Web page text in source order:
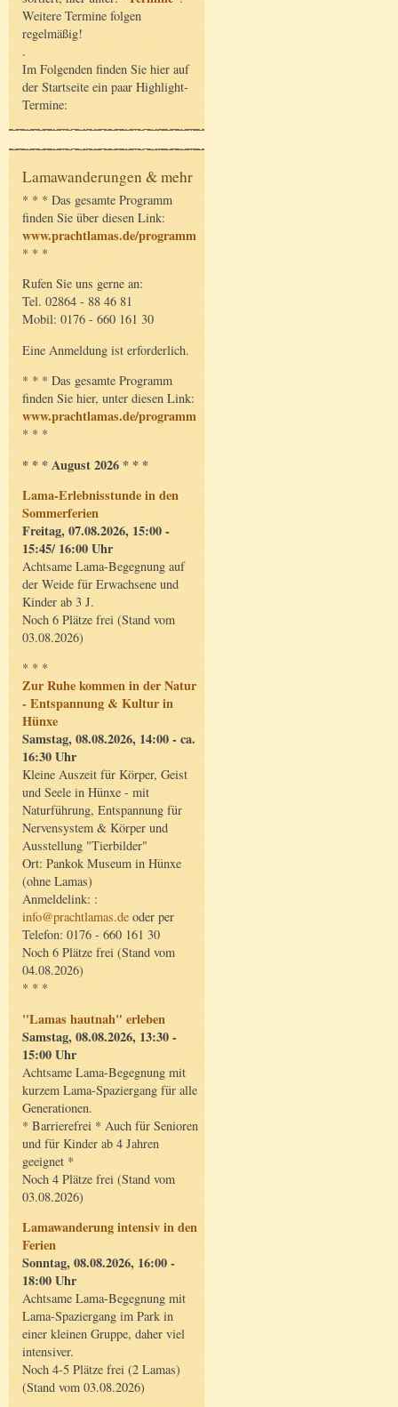
Weitere Termine folgen
regelmäßig!
.
Im Folgenden finden Sie hier auf
der Startseite ein paar Highlight-
Termine:
Lamawanderungen & mehr
* * * Das gesamte Programm
finden Sie über diesen Link:
www.prachtlamas.de/programm
* * *
Rufen Sie uns gerne an:
Tel. 02864 - 88 46 81
Mobil: 0176 - 660 161 30
Eine Anmeldung ist erforderlich.
* * * Das gesamte Programm
finden Sie hier, unter diesen Link:
www.prachtlamas.de/programm
* * *
* * * August 2026 * * *
Lama-Erlebnisstunde in den
Sommerferien
Freitag, 07.08.2026, 15:00 -
15:45/ 16:00 Uhr
Achtsame Lama-Begegnung auf
der Weide für Erwachsene und
Kinder ab 3 J.
Noch 6 Plätze frei (Stand vom
03.08.2026)
* * *
Zur Ruhe kommen in der Natur
- Entspannung & Kultur in
Hünxe
Samstag, 08.08.2026, 14:00 - ca.
16:30 Uhr
Kleine Auszeit für Körper, Geist
und Seele in Hünxe - mit
Naturführung, Entspannung für
Nervensystem & Körper und
Ausstellung "Tierbilder"
Ort: Pankok Museum in Hünxe
(ohne Lamas)
Anmeldelink: :
info@prachtlamas.de oder per
Telefon: 0176 - 660 161 30
Noch 6 Plätze frei (Stand vom
04.08.2026)
* * *
"Lamas hautnah" erleben
Samstag, 08.08.2026, 13:30 -
15:00 Uhr
Achtsame Lama-Begegnung mit
kurzem Lama-Spaziergang für alle
Generationen.
* Barrierefrei * Auch für Senioren
und für Kinder ab 4 Jahren
geeignet *
Noch 4 Plätze frei (Stand vom
03.08.2026)
Lamawanderung intensiv in den
Ferien
Sonntag, 08.08.2026, 16:00 -
18:00 Uhr
Achtsame Lama-Begegnung mit
Lama-Spaziergang im Park in
einer kleinen Gruppe, daher viel
intensiver.
Noch 4-5 Plätze frei (2 Lamas)
(Stand vom 03.08.2026)